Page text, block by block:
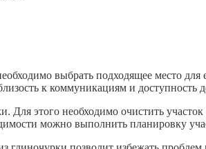
выбрать подходящее место
к коммуникациям и доступность
этого необходимо очистить
можно выполнить планировку